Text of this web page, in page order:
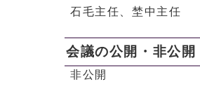
石毛主任、埜中主任
会議の公開・非公開
非公開